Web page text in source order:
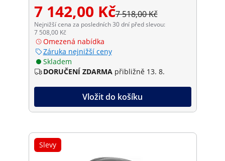
7 142,00 Kč7 518,00 Kč
Nejnižší cena za posledních 30 dní před slevou:
7 508,00 Kč
Omezená nabídka
Záruka nejnižší ceny
Skladem
DORUČENÍ ZDARMA přibližně 13. 8.
Vložit do košíku
Slevy